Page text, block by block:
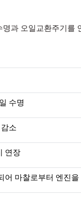
명과 오일교환주기를
수명
소
연장
마찰로부터 엔진